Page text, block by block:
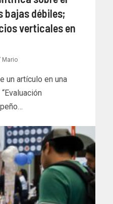
bajas débiles;
verticales en
Mario
un artículo en una